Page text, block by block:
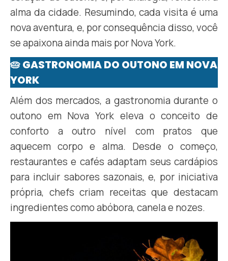
alma da cidade. Resumindo, cada visita é uma
nova aventura, e, por consequência disso, você
se apaixona ainda mais por Nova York.
🥧 GASTRONOMIA DO OUTONO EM NOVA
YORK
Além dos mercados, a gastronomia durante o
outono em Nova York eleva o conceito de
conforto a outro nível com pratos que
aquecem corpo e alma. Desde o começo,
restaurantes e cafés adaptam seus cardápios
para incluir sabores sazonais, e, por iniciativa
própria, chefs criam receitas que destacam
ingredientes como abóbora, canela e nozes.